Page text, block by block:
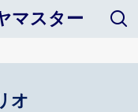
マスター
オ